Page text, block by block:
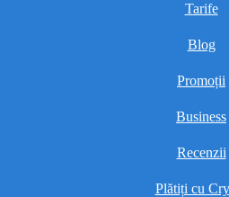
Tarife
Blog
Promoții
Business
Recenzii
Plătiți cu